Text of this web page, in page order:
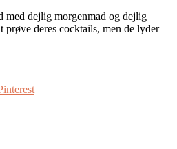
med dejlig morgenmad og dejlig
deres cocktails, men de lyder